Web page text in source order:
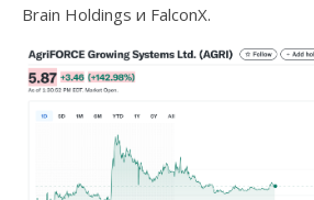
Brain Holdings и FalconX.